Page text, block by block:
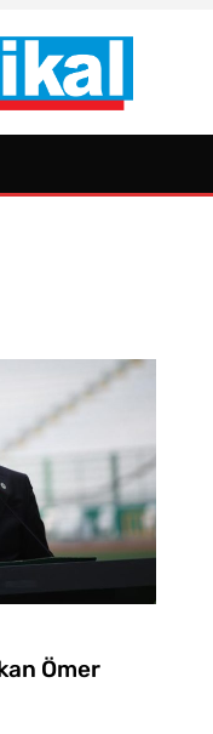
Ömer